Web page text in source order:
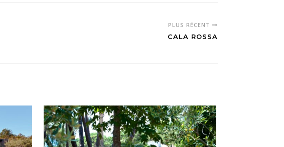
PLUS RÉCENT
CALA ROSSA